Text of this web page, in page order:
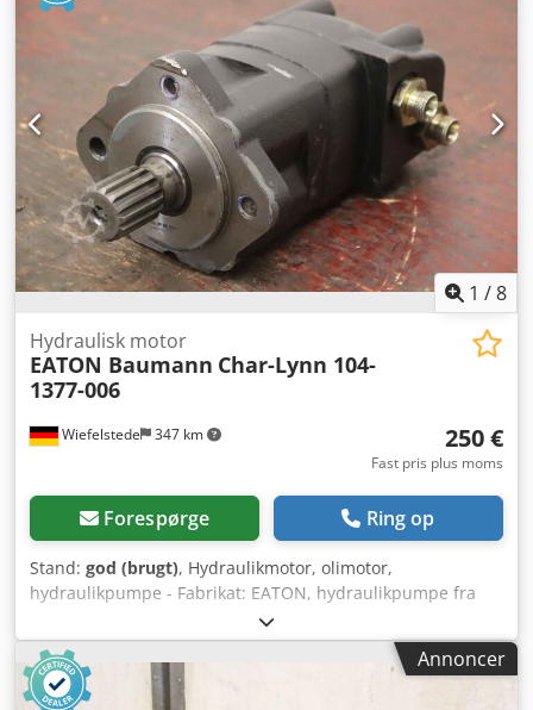
1 /8
Wiefelstede 347 km
Hydraulisk motor
EATON Baumann Char-Lynn 104-
1377-006
250 €
Fast pris plus moms
Forespørge Ring op
Stand: god (brugt), Hydraulikmotor, olimotor,
hydraulikpumpe - Fabrikat: EATON, hydraulikpumpe fra
elektrisk gaffeltruck Baumann EVS 25/14 Csdpfeww Atzex
Ak Tsrf - Type: Char-Lynn 104-1377-006 - Aksel: Ø 31 x 35
mm - Antal: 2x hydraulikmotorer til rådighed - Pris: pr. stk.
- Dimensioner: 245/140/120 mm - Vægt: 10,5 kg/stk.
Annoncer